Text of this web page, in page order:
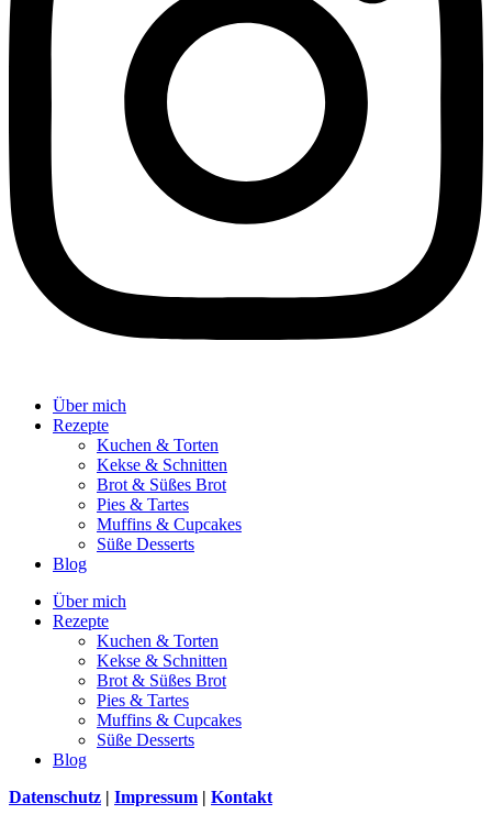
Über mich
Rezepte
Kuchen & Torten
Kekse & Schnitten
Brot & Süßes Brot
Pies & Tartes
Muffins & Cupcakes
Süße Desserts
Blog
Über mich
Rezepte
Kuchen & Torten
Kekse & Schnitten
Brot & Süßes Brot
Pies & Tartes
Muffins & Cupcakes
Süße Desserts
Blog
Datenschutz | Impressum | Kontakt